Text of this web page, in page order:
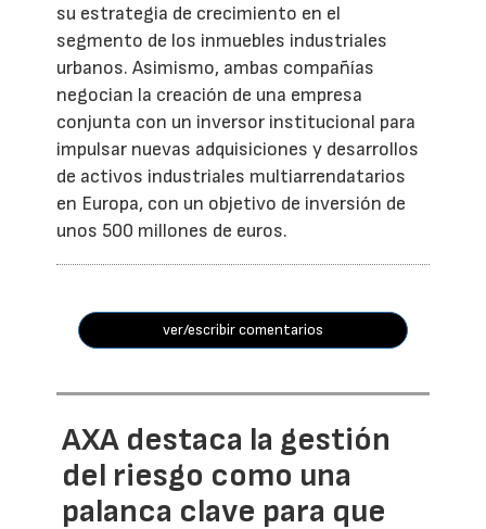
su estrategia de crecimiento en el
segmento de los inmuebles industriales
urbanos. Asimismo, ambas compañías
negocian la creación de una empresa
conjunta con un inversor institucional para
impulsar nuevas adquisiciones y desarrollos
de activos industriales multiarrendatarios
en Europa, con un objetivo de inversión de
unos 500 millones de euros.
ver/escribir comentarios
AXA destaca la gestión
del riesgo como una
palanca clave para que